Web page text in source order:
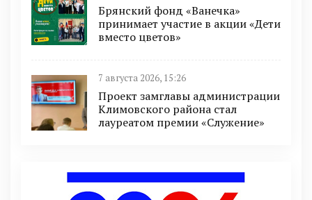
Брянский фонд «Ванечка»
принимает участие в акции «Дети
вместо цветов»
7 августа 2026, 15:26
Проект замглавы администрации
Климовского района стал
лауреатом премии «Служение»